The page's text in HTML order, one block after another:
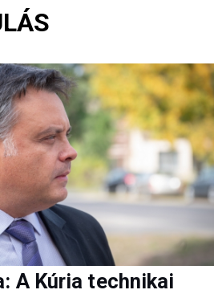
A Kúria technikai